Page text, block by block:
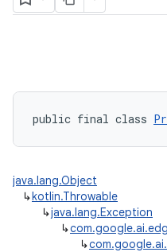
public final class
java.lang.Object
↳kotlin.Throwable
↳java.lang.Exception
↳
↳